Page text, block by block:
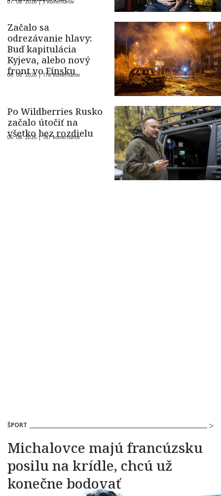
07. 08. 2026 |5 komentárov
Začalo sa
odrezávanie hlavy:
Buď kapitulácia
Kyjeva, alebo nový
front vo Fínsku
06. 08. 2026 |178 komentárov
Po Wildberries Rusko
začalo útočiť na
všetko bez rozdielu
06. 08. 2026 |187 komentárov
ŠPORT